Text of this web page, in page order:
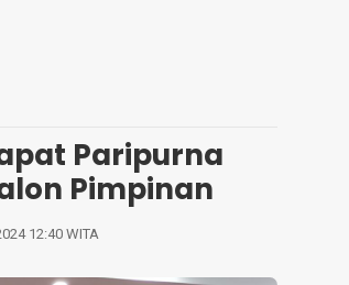
Paripurna
Pimpinan
12:40 WITA